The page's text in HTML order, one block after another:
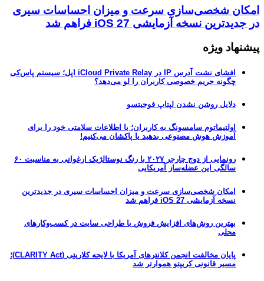
امکان شخصی‌سازی سرعت و میزان احساسات سیری
در جدیدترین نسخه آزمایشی iOS 27 فراهم شد
پیشنهاد ویژه
افشای نشت آدرس IP در iCloud Private Relay اپل؛ سیستم پاس‌کی
چگونه حریم خصوصی کاربران را لو می‌دهد؟
دلایل روشن نشدن لپتاپ فوجیتسو
اولتیماتوم سامسونگ به کاربران؛ یا اطلاعات سلامتی خود را برای
آموزش هوش مصنوعی بدهید یا پاکشان می‌کنیم!
رونمایی از دوج چارجر ۲۰۲۷ با رنگ نوستالژیک ارغوانی به مناسبت ۶۰
سالگی این عضله‌ساز آمریکایی
امکان شخصی‌سازی سرعت و میزان احساسات سیری در جدیدترین
نسخه آزمایشی iOS 27 فراهم شد
بهترین روش‌های افزایش فروش با طراحی سایت در کسب‌وکارهای
محلی
پایان مخالفت انجمن کلانترهای آمریکا با لایحه کلاریتی (CLARITY Act)؛
مسیر قانونی کریپتو هموارتر شد